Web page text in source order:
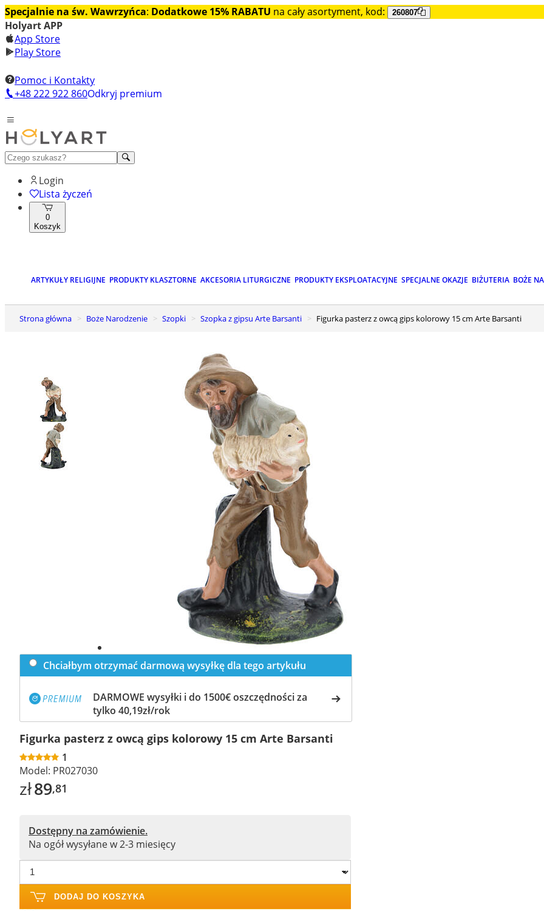
Specjalnie na św. Wawrzyńca: Dodatkowe 15% RABATU na cały asortyment, kod: 260807
Holyart APP
App Store
Play Store
Pomoc i Kontakty
+48 222 922 860Odkryj premium
Login
Lista życzeń
0
Koszyk
ARTYKUŁY RELIGIJNE PRODUKTY KLASZTORNE AKCESORIA LITURGICZNE PRODUKTY EKSPLOATACYJNE SPECJALNE OKAZJE BIŻUTERIA BOŻE
Strona główna Boże Narodzenie Szopki Szopka z gipsu Arte Barsanti Figurka pasterz z owcą gips kolorowy 15 cm Arte Barsanti
Chciałbym otrzymać darmową wysyłkę dla tego artykułu
DARMOWE wysyłki i do 1500€ oszczędności za
tylko 40,19zł/rok
Figurka pasterz z owcą gips kolorowy 15 cm Arte Barsanti
1
Model: PR027030
zł89,81
Dostępny na zamówienie.
Na ogół wysyłane w 2-3 miesięcy
DODAJ DO KOSZYKA